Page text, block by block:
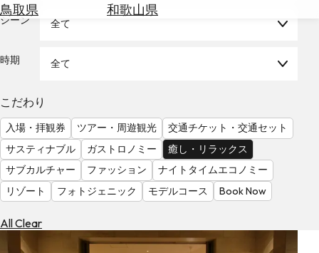
鳥取県
和歌山県
を
る
気
を
見
る
シーン 全て
時期 全て
こだわり
入場・拝観券 ツアー・周遊観光
交通チケット・交通セット
サスティナブル
ガストロノミー
癒し・リラックス
サブカルチャー
ファッション
ナイトタイムエコノミー
リゾート
フォトジェニック モデルコース Book Now
All Clear